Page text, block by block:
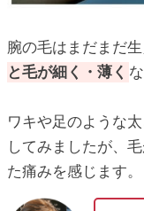
腕の毛はまだまだ生
と毛が細く・薄く
ワキや足のような
してみましたが、
た痛みを感じます。